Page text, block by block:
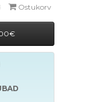
Ostukorv